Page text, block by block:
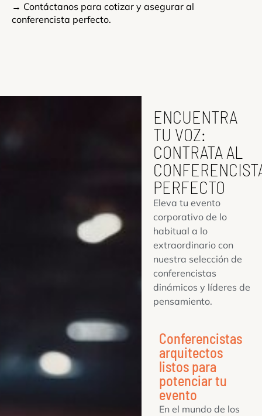
→ Contáctanos para cotizar y asegurar al
conferencista perfecto.
ENCUENTRA
TU VOZ:
CONTRATA AL
PERFECTO
Eleva tu evento
corporativo de lo
habitual a lo
extraordinario con
nuestra selección de
conferencistas
dinámicos y líderes de
pensamiento.
Conferencistas
arquitectos
listos para
potenciar tu
evento
En el mundo de los